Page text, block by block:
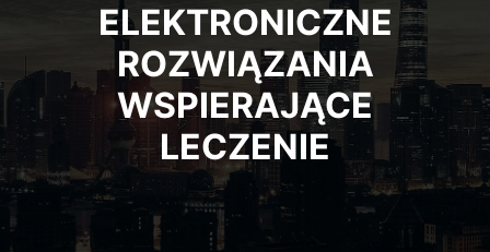
ELEKTRONICZNE
ROZWIĄZANIA
WSPIERAJĄCE
LECZENIE